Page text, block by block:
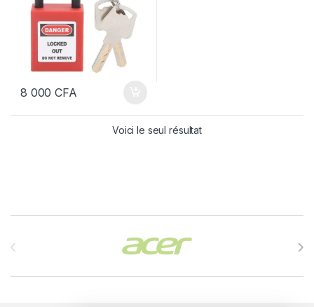
8 000CFA
Voici le seul résultat